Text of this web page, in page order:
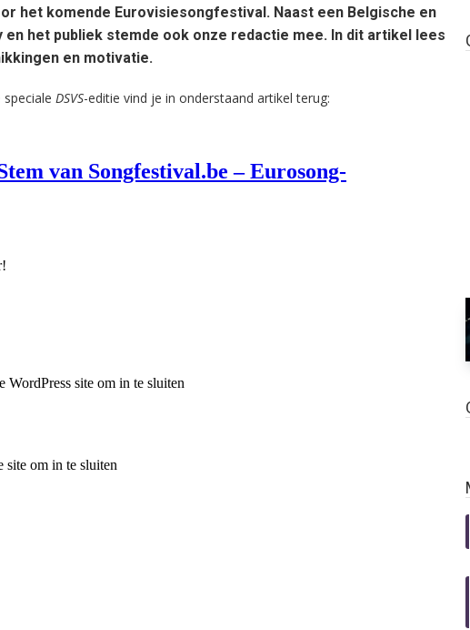
het komende Eurovisiesongfestival. Naast een Belgische en
het publiek stemde ook onze redactie mee. In dit artikel lees
en motivatie.
DSVS-editie vind je in onderstaand artikel terug: